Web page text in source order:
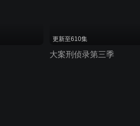
更新至610集
大案刑侦录第三季